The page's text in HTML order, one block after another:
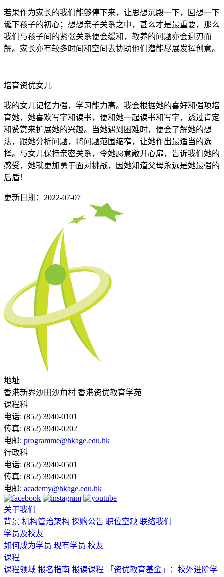
若果作为家长的我们能够停下来，让思想沉殿一下，回想一下
诞下孩子的初心；想想亲子关系之中，甚么才是最重要，那么
我们与孩子间的紧张关系便会缓和，教养的问题亦会迎刃而
解。家长亦有较多时间和空间去协助他们潜能尽展发挥创意。
培育资优女儿
我的女儿记忆力强，学习能力高。我会根据她的喜好和强项培
育她，她喜欢写字和读书，便和她一起读书和写字，透过肯定
和赞赏来扩展她的兴趣。当她遇到困难时，便会了解她的想
法，跟她分析问题，将问题范围缩窄，让她作出最适当的选
择。与女儿保持亲密关系，令她愿意敞开心扉，告诉我们她的
感受，她就更加勇于面对挑战，因她知道父母永远是她最强的
后盾！
更新日期：2022-07-07
地址
香港新界沙田沙角村 香港资优教育学苑
课程科
电话: (852) 3940-0101
传真: (852) 3940-0202
电邮: programme@hkage.edu.hk
行政科
电话: (852) 3940-0501
传真: (852) 3940-0201
电邮: academy@hkage.edu.hk
关于我们
背景 机构管治架构 採购公告 职位空缺 联络我们
学员及校友
如何成为学员 现有学员 校友
课程
课程领域 报名指南 报读课程 「资优教育基金」：校外进阶学